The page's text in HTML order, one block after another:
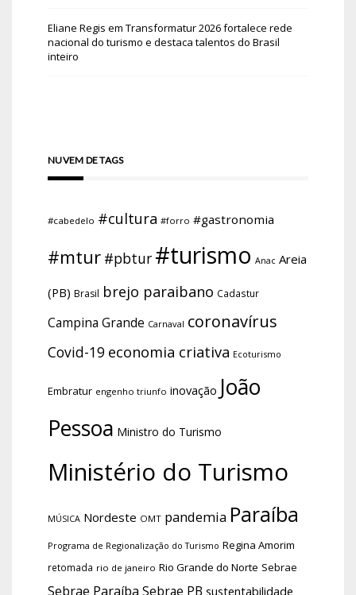
Eliane Regis em Transformatur 2026 fortalece rede
nacional do turismo e destaca talentos do Brasil
inteiro
NUVEM DE TAGS
#cabedelo #cultura #forro #gastronomia
#mtur #pbtur #turismo Anac Areia
(PB) Brasil brejo paraibano Cadastur
Campina Grande Carnaval coronavírus
Covid-19 economia criativa Ecoturismo
Embratur engenho triunfo inovação João
Pessoa Ministro do Turismo
Ministério do Turismo
MÚSICA Nordeste OMT pandemia Paraíba
Programa de Regionalização do Turismo Regina Amorim
retomada rio de janeiro Rio Grande do Norte Sebrae
Sebrae Paraíba Sebrae PB sustentabilidade